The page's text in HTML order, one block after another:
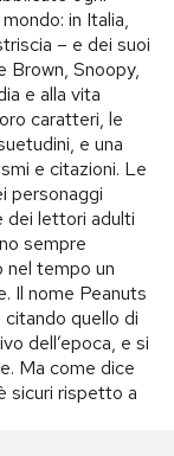
in Italia,
– e dei suoi
Brown, Snoopy,
e alla vita
caratteri, le
e una
e citazioni. Le
personaggi
dei lettori adulti
sempre
nel tempo un
Il nome Peanuts
quello di
dell’epoca, e si
Ma come dice
sicuri rispetto a